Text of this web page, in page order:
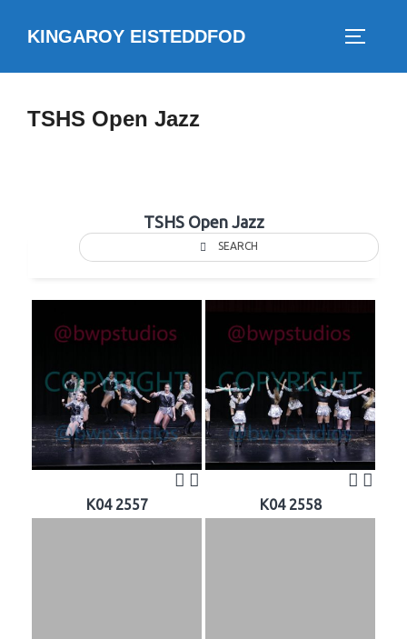
KINGAROY EISTEDDFOD
TSHS Open Jazz
TSHS Open Jazz
SEARCH
K04 2557 K04 2558